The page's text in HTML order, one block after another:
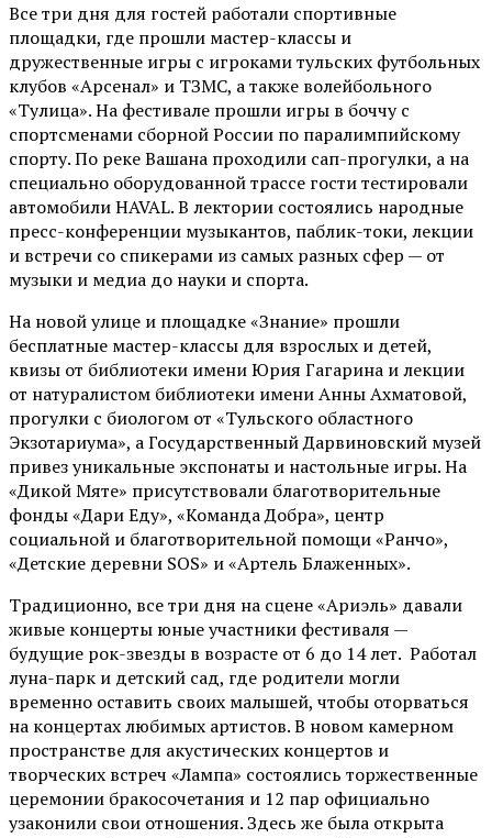
Все три дня для гостей работали спортивные
площадки, где прошли мастер-классы и
дружественные игры с игроками тульских футбольных
клубов «Арсенал» и ТЗМС, а также волейбольного
«Тулица». На фестивале прошли игры в боччу с
спортсменами сборной России по паралимпийскому
спорту. По реке Вашана проходили сап-прогулки, а на
специально оборудованной трассе гости тестировали
автомобили HAVAL. В лектории состоялись народные
пресс-конференции музыкантов, паблик-токи, лекции
и встречи со спикерами из самых разных сфер — от
музыки и медиа до науки и спорта.
На новой улице и площадке «Знание» прошли
бесплатные мастер-классы для взрослых и детей,
квизы от библиотеки имени Юрия Гагарина и лекции
от натуралистом библиотеки имени Анны Ахматовой,
прогулки с биологом от «Тульского областного
Экзотариума», а Государственный Дарвиновский музей
привез уникальные экспонаты и настольные игры. На
«Дикой Мяте» присутствовали благотворительные
фонды «Дари Еду», «Команда Добра», центр
социальной и благотворительной помощи «Ранчо»,
«Детские деревни SOS» и «Артель Блаженных».
Традиционно, все три дня на сцене«Ариэль» давали
живые концерты юные участники фестиваля —
будущие рок-звезды в возрасте от 6 до 14 лет. Работал
луна-парк и детский сад, где родители могли
временно оставить своих малышей, чтобы оторваться
на концертах любимых артистов. В новом камерном
пространстве для акустических концертов и
творческих встреч «Лампа» состоялись торжественные
церемонии бракосочетания и 12 пар официально
узаконили свои отношения. Здесь же была открыта